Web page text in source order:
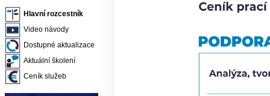
Hlavní rozcestník
Video návody
Dostupné aktualizace
Aktuální školení
Ceník služeb